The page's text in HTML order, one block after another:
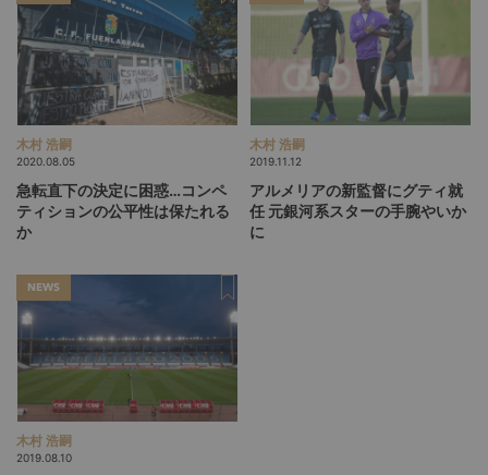
木村 浩嗣
2020.08.05
急転直下の決定に困惑…コンペ
ティションの公平性は保たれる
か
木村 浩嗣
2019.11.12
アルメリアの新監督にグティ就
任 元銀河系スターの手腕やいか
に
NEWS
木村 浩嗣
2019.08.10